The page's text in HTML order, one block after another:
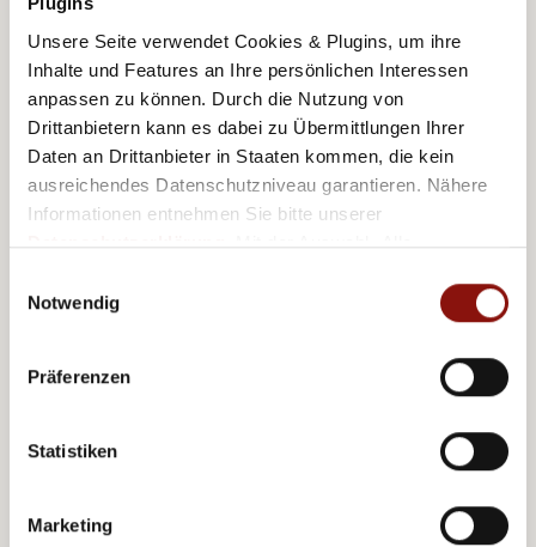
Unsere Seite verwendet Cookies & Plugins, um ihre
Inhalte und Features an Ihre persönlichen Interessen
anpassen zu können. Durch die Nutzung von
Drittanbietern kann es dabei zu Übermittlungen Ihrer
Daten an Drittanbieter in Staaten kommen, die kein
ausreichendes Datenschutzniveau garantieren. Nähere
Informationen entnehmen Sie bitte unserer
Datenschutzerklärung. Mit der Auswahl „Alle
Cookies und Drittanbietern (inkl. Drittstaaten-
Notwendig
Präferenzen
Statistiken
Marketing
Austria Trend Hotels
CARES
Gastfreundschaft noch nachhaltiger gestalten – das